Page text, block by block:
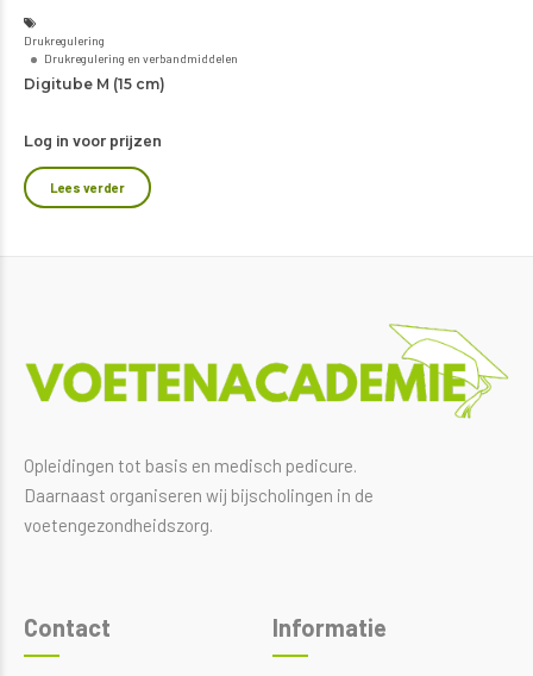
Drukregulering
Drukregulering en verbandmiddelen
Digitube M (15 cm)
Log in voor prijzen
Lees verder
Opleidingen tot basis en medisch pedicure.
Daarnaast organiseren wij bijscholingen in de
voetengezondheidszorg.
Contact Informatie